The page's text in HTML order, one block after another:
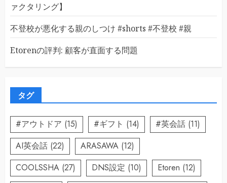
ァクタリング】
不登校が悪化する親のしつけ #shorts #不登校 #親
Etorenの評判: 顧客が直面する問題
タグ
#アウトドア (15) #ギフト (14) #英会話 (11)
AI英会話 (22) ARASAWA (12)
COOLSSHA (27) DNS設定 (10) Etoren (12)